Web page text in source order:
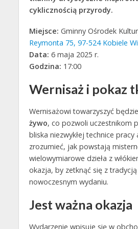
cyklicznością przyrody.
Miejsce: Gminny Ośrodek
Reymonta 75, 97-524 Kobiele
Data: 6 maja 2025 r.
Godzina: 17:00
Wernisaż i pokaz
Wernisażowi towarzyszyć będzie
żywo, co pozwoli uczestnikom
bliska niezwykłej technice pracy
zrozumieć, jak powstają
wielowymiarowe dzieła z
okazja, by zetknąć się z
nowoczesnym wydaniu.
Jest ważna okazja
Wydarzenie wpisuje się w